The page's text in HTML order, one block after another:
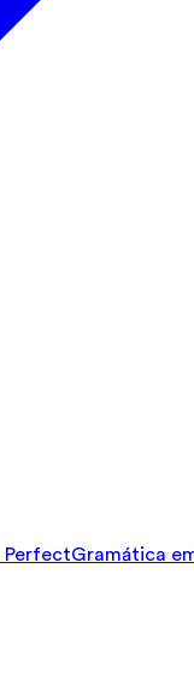
PerfectGramática